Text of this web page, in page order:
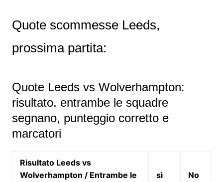
Quote scommesse Leeds,
prossima partita:
Quote Leeds vs Wolverhampton:
risultato, entrambe le squadre
segnano, punteggio corretto e
marcatori
Risultato Leeds vs
Wolverhampton / Entrambe le
sì No